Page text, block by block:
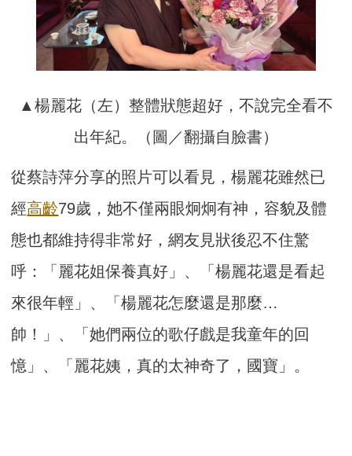
▲楊麗花（左）整體狀態超好，不說完全看不
出年紀。（圖／翻攝自臉書）
從蔡詩萍分享的照片可以看見，楊麗花雖然已
經高齡79歲，她不僅兩眼炯炯有神，容貌及體
態也都維持得非常好，網友見狀後忍不住驚
呼：「麗花姐保養真好」、「楊麗花還是看起
來很年輕」、「楊麗花怎麼還是那麼…
帥！」、「她們兩位的歌仔戲是我童年的回
憶」、「麗花姨，真的太神奇了，國寶」。